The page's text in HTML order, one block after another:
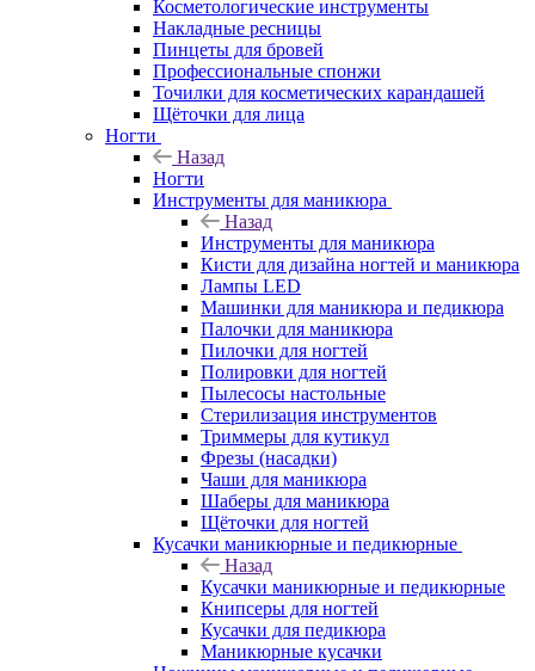
Косметологические инструменты
Накладные ресницы
Пинцеты для бровей
Профессиональные спонжи
Точилки для косметических карандашей
Щёточки для лица
Ногти
Назад
Ногти
Инструменты для маникюра
Назад
Инструменты для маникюра
Кисти для дизайна ногтей и маникюра
Лампы LED
Машинки для маникюра и педикюра
Палочки для маникюра
Пилочки для ногтей
Полировки для ногтей
Пылесосы настольные
Стерилизация инструментов
Триммеры для кутикул
Фрезы (насадки)
Чаши для маникюра
Шаберы для маникюра
Щёточки для ногтей
Кусачки маникюрные и педикюрные
Назад
Кусачки маникюрные и педикюрные
Книпсеры для ногтей
Кусачки для педикюра
Маникюрные кусачки